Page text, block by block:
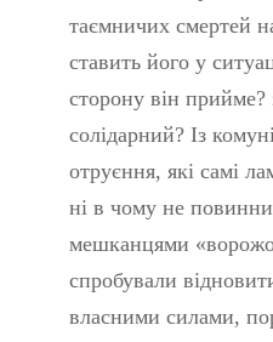
таємничих смертей
ставить його у
сторону він прийме?
солідарний? Із
отруєння, які самі
ні в чому не
мешканцями
спробували
власними силами,